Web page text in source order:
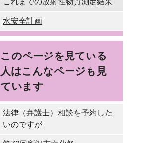
これまでの放射性物質測定結果
水安全計画
このページを見ている
人はこんなページも見
ています
法律（弁護士）相談を予約した
いのですが